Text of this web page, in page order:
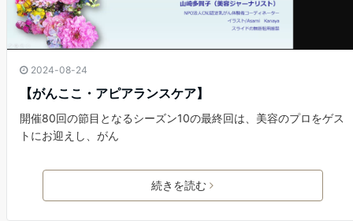
2024-08-24
【がんここ・アピアランスケア】
開催80回の節目となるシーズン10の最終回は、美容のプロをゲス
トにお迎えし、がん
続きを読む